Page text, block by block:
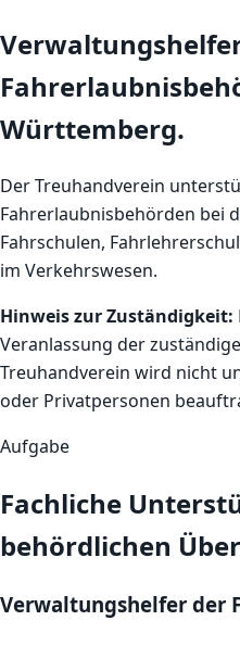
Württemberg.
Der Treuhandverein
Fahrerlaubnisbehörden bei
Fahrschulen,
im Verkehrswesen.
Hinweis zur Zuständigkeit:
Veranlassung der
Treuhandverein wird nicht
oder Privatpersonen
Aufgabe
Fachliche
behördlichen
Verwaltungshelfer der